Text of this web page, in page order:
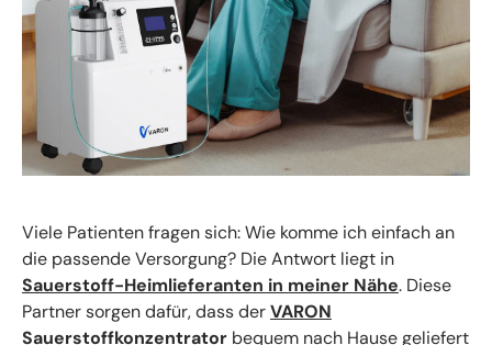
Viele Patienten fragen sich: Wie komme ich einfach an
die passende Versorgung? Die Antwort liegt in
Sauerstoff-Heimlieferanten in meiner Nähe. Diese
Partner sorgen dafür, dass derVARON
Sauerstoffkonzentrator bequem nach Hause geliefert